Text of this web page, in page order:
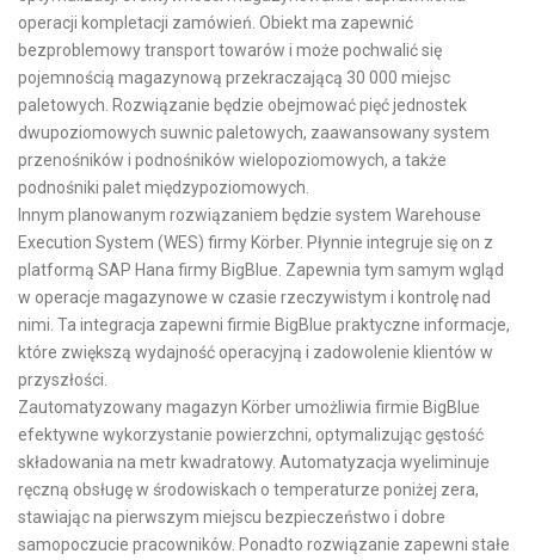
operacji kompletacji zamówień. Obiekt ma zapewnić
bezproblemowy transport towarów i może pochwalić się
pojemnością magazynową przekraczającą 30 000 miejsc
paletowych. Rozwiązanie będzie obejmować pięć jednostek
dwupoziomowych suwnic paletowych, zaawansowany system
przenośników i podnośników wielopoziomowych, a także
podnośniki palet międzypoziomowych.
Innym planowanym rozwiązaniem będzie system Warehouse
Execution System (WES) firmy Körber. Płynnie integruje się on z
platformą SAP Hana firmy BigBlue. Zapewnia tym samym wgląd
w operacje magazynowe w czasie rzeczywistym i kontrolę nad
nimi. Ta integracja zapewni firmie BigBlue praktyczne informacje,
które zwiększą wydajność operacyjną i zadowolenie klientów w
przyszłości.
Zautomatyzowany magazyn Körber umożliwia firmie BigBlue
efektywne wykorzystanie powierzchni, optymalizując gęstość
składowania na metr kwadratowy. Automatyzacja wyeliminuje
ręczną obsługę w środowiskach o temperaturze poniżej zera,
stawiając na pierwszym miejscu bezpieczeństwo i dobre
samopoczucie pracowników. Ponadto rozwiązanie zapewni stałe